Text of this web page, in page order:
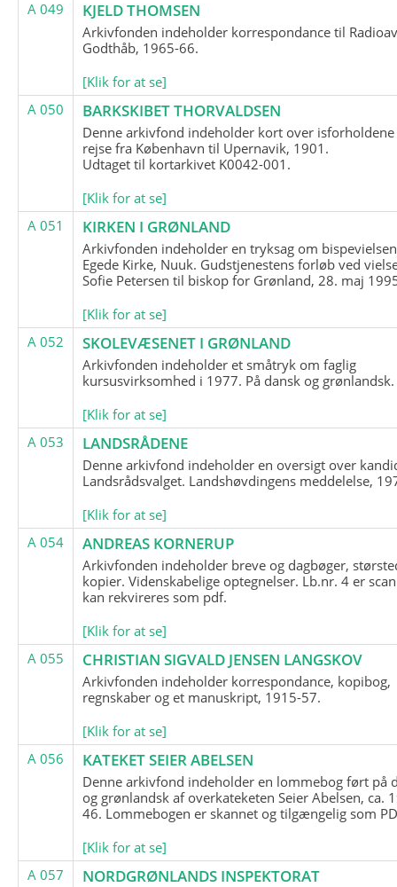
A 049
KJELD THOMSEN
Arkivfonden indeholder korrespondance til
Godthåb, 1965-66.
[Klik for at se]
A 050
BARKSKIBET THORVALDSEN
Denne arkivfond indeholder kort over
rejse fra København til Upernavik, 1901.
Udtaget til kortarkivet K0042-001.
[Klik for at se]
A 051
KIRKEN I GRØNLAND
Arkivfonden indeholder en tryksag om
Egede Kirke, Nuuk. Gudstjenestens forløb ved
Sofie Petersen til biskop for Grønland, 28. maj
[Klik for at se]
A 052
SKOLEVÆSENET I GRØNLAND
Arkivfonden indeholder et småtryk om faglig
kursusvirksomhed i 1977. På dansk og grønlandsk.
[Klik for at se]
A 053
LANDSRÅDENE
Denne arkivfond indeholder en oversigt over
Landsrådsvalget. Landshøvdingens meddelelse,
[Klik for at se]
A 054
ANDREAS KORNERUP
Arkivfonden indeholder breve og dagbøger,
kopier. Videnskabelige optegnelser. Lb.nr. 4 er
kan rekvireres som pdf.
[Klik for at se]
A 055
CHRISTIAN SIGVALD JENSEN LANGSKOV
Arkivfonden indeholder korrespondance, kopibog,
regnskaber og et manuskript, 1915-57.
[Klik for at se]
A 056
KATEKET SEIER ABELSEN
Denne arkivfond indeholder en lommebog ført på
og grønlandsk af overkateketen Seier Abelsen, ca.
46. Lommebogen er skannet og tilgængelig som
[Klik for at se]
A 057
NORDGRØNLANDS INSPEKTORAT